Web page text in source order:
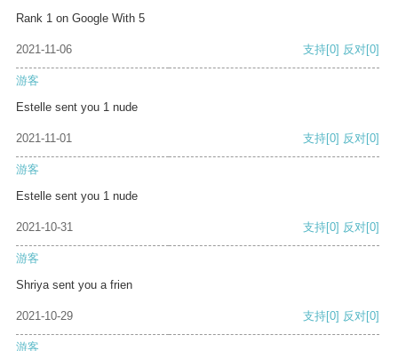
Rank 1 on Google With 5
2021-11-06 支持[0] 反对[0]
游客
Estelle sent you 1 nude
2021-11-01 支持[0] 反对[0]
游客
Estelle sent you 1 nude
2021-10-31 支持[0] 反对[0]
游客
Shriya sent you a frien
2021-10-29 支持[0] 反对[0]
游客